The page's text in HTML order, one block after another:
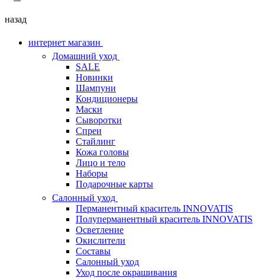
назад
интернет магазин
Домашний уход
SALE
Новинки
Шампуни
Кондиционеры
Маски
Сыворотки
Спреи
Стайлинг
Кожа головы
Лицо и тело
Наборы
Подарочные карты
Салонный уход
Перманентный краситель INNOVATIS
Полуперманентный краситель INNOVATIS
Осветление
Окислители
Составы
Салонный уход
Уход после окрашивания